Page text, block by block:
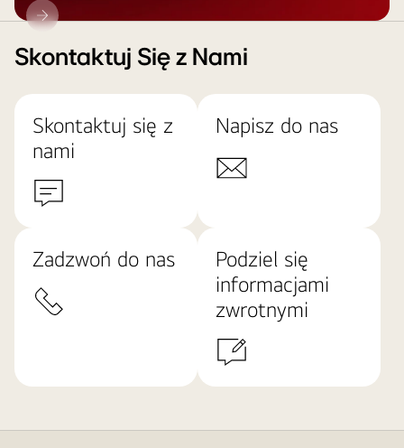
LG
Update
Skontaktuj Się z Nami
Skontaktuj się z
nami
Napisz do nas
Zadzwoń do nas
Podziel się
informacjami
zwrotnymi